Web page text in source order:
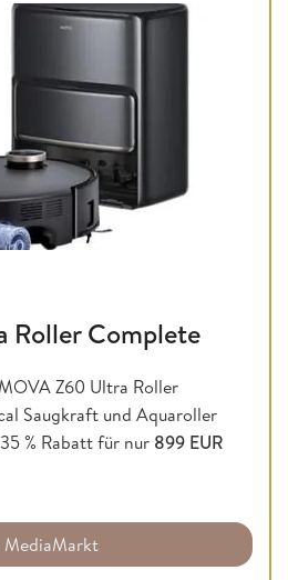
Roller Complete
Z60 Ultra Roller
Saugkraft und Aquaroller
% Rabatt für nur 899 EUR
MediaMarkt